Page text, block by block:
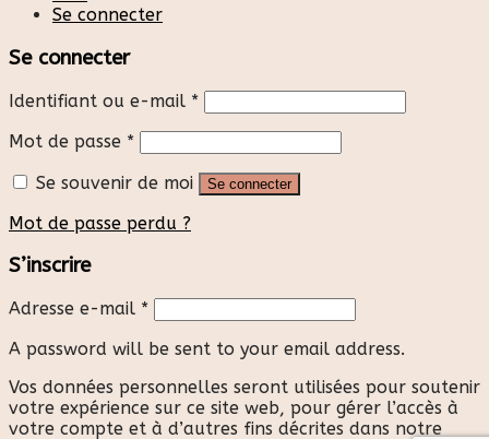
Se connecter
Se connecter
Identifiant ou e-mail *
Mot de passe *
Se souvenir de moi
Se connecter
Mot de passe perdu ?
S’inscrire
Adresse e-mail *
A password will be sent to your email address.
Vos données personnelles seront utilisées pour soutenir
votre expérience sur ce site web, pour gérer l’accès à
votre compte et à d’autres fins décrites dans notre